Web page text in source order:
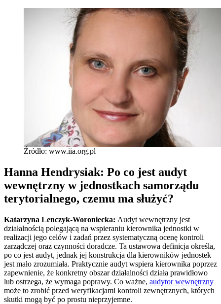
Źródło: www.iia.org.pl
Hanna Hendrysiak: Po co jest audyt
wewnętrzny w jednostkach samorządu
terytorialnego, czemu ma służyć?
Katarzyna Lenczyk-Woroniecka: Audyt wewnętrzny jest
działalnością polegającą na wspieraniu kierownika jednostki w
realizacji jego celów i zadań przez systematyczną ocenę kontroli
zarządczej oraz czynności doradcze. Ta ustawowa definicja określa,
po co jest audyt, jednak jej konstrukcja dla kierowników jednostek
jest mało zrozumiała. Praktycznie audyt wspiera kierownika poprzez
zapewnienie, że konkretny obszar działalności działa prawidłowo
lub ostrzega, że wymaga poprawy. Co ważne, audytor wewnętrzny
może to zrobić przed weryfikacjami kontroli zewnętrznych, których
skutki mogą być po prostu nieprzyjemne.